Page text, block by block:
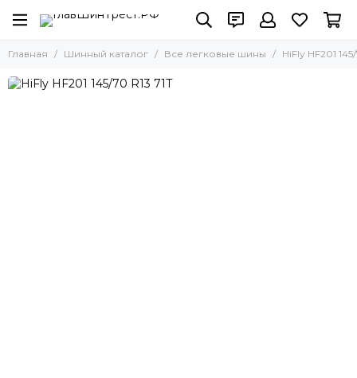
Главная Шинный каталог Все легковые шины HiFly HF201